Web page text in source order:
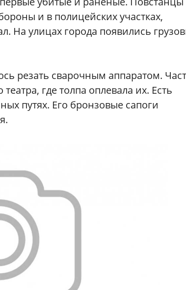
и в полицейских участках,
На улицах города появились
резать сварочным аппаратом.
где толпа оплевала их. Есть
путях. Его бронзовые сапоги